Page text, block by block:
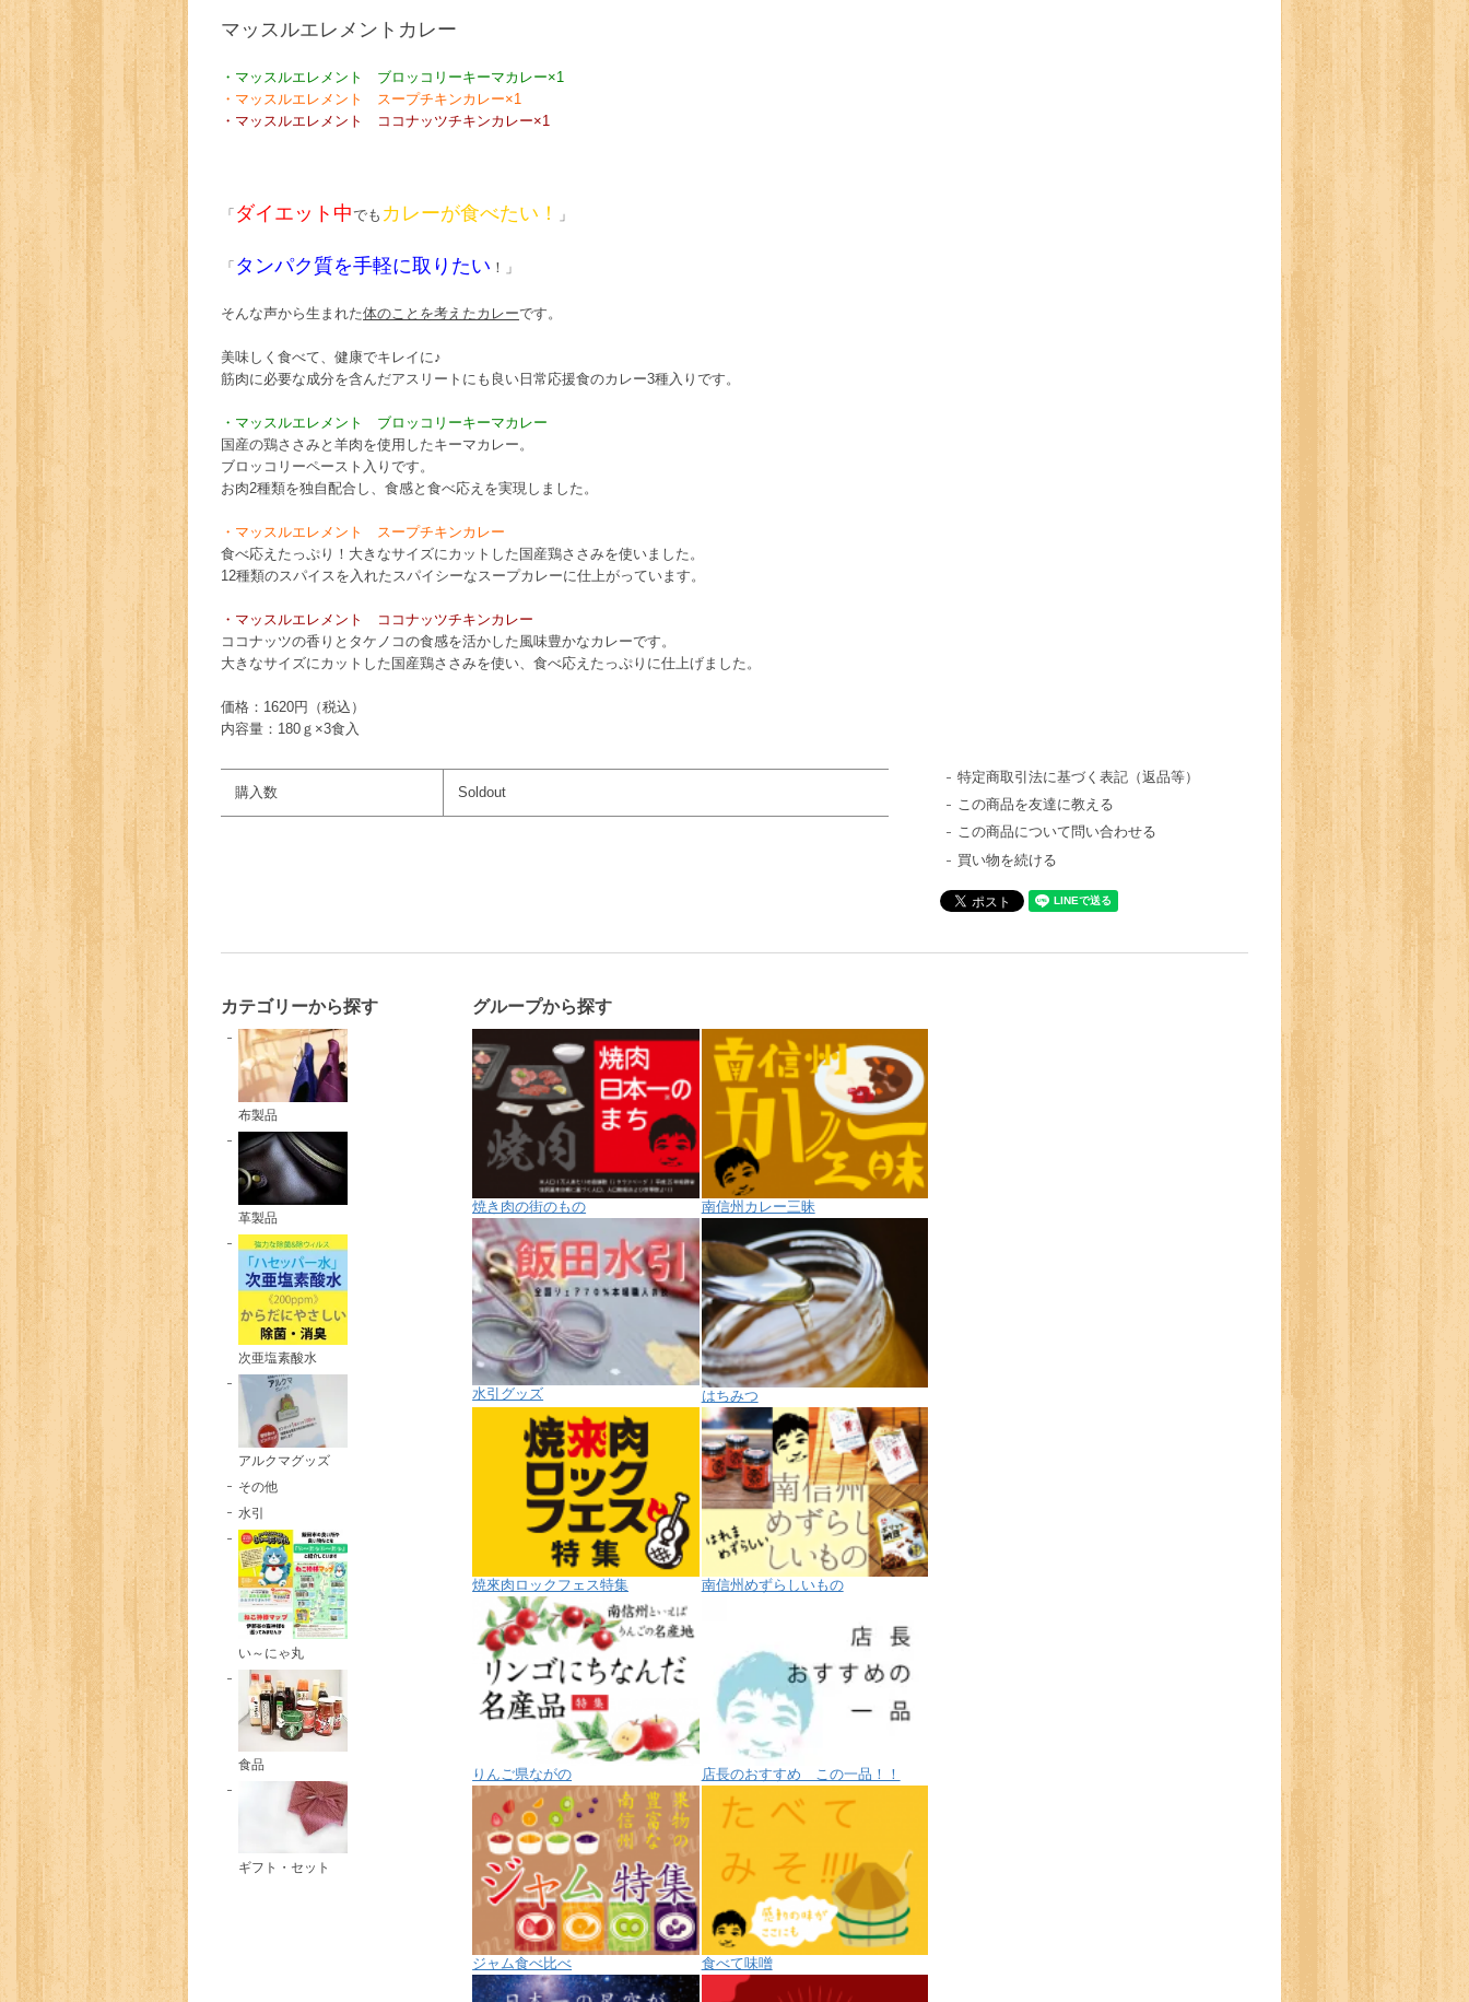
マッスルエレメントカレー
・マッスルエレメント ブロッコリーキーマカレー×1
・マッスルエレメント スープチキンカレー×1
・マッスルエレメント ココナッツチキンカレー×1
「 ダイエット中でも カレーが食べたい！ 」
「 タンパク質を手軽に取りたい ！」
そんな声から生まれた体のことを考えたカレーです。
美味しく食べて、健康でキレイに♪
筋肉に必要な成分を含んだアスリート にも良い日常応援食のカレー3種入りです。
・マッスルエレメント ブロッコリーキーマカレー
国産の鶏ささみと羊肉を使用したキーマカレー。
ブロッコリーペースト入りです。
お肉2種類を独自配合し、食感と食べ応えを実現しました。
・マッスルエレメント スープチキンカレー
食べ応えたっぷり！大きなサイズにカットした国産鶏ささみを使いました。
12種類のスパイスを入れたスパイシーなスープカレーに仕上がっています。
・マッスルエレメント ココナッツチキンカレー
ココナッツの香りとタケノコの食感を活かした風味豊かなカレーです。
大きなサイズにカットした国産鶏ささみを使い、食べ応えたっぷりに仕上げました。
価格：1620円（税込）
内容量：180ｇ×3食入
購入数 Soldout
特定商取引法に基づく表記（返品等）
この商品を友達に教える
この商品について問い合わせる
買い物を続ける
カテゴリーから探す
布製品
革製品
次亜塩素酸水
アルクマグッズ
その他
水引
い～にゃ丸
食品
ギフト・セット
グループから探す
焼き肉の街のもの 南信州カレー三昧
水引グッズ はちみつ
焼來肉ロックフェス特集 南信州めずらしいもの
りんご県ながの 店長のおすすめ この一品！！
ジャム食べ比べ 食べて味噌